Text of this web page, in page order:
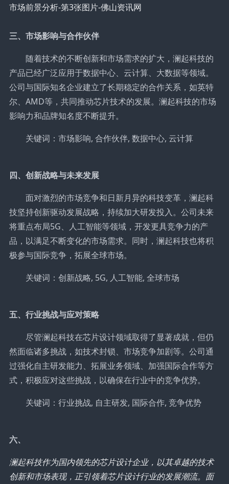
三、市场影响与合作伙伴
随着技术的不断创新和市场需求的扩大，澜起科技的
产品已经广泛应用于数据中心、云计算、大数据等领域。
公司与国际知名企业建立了长期稳定的合作关系，如英特
尔、AMD等，共同推动芯片技术的发展。澜起科技的市场
影响力和品牌知名度不断提升。
关键词：市场影响, 合作伙伴, 数据中心, 云计算
四、创新战略与未来发展
面对激烈的市场竞争和日新月异的科技变革，澜起科
技坚持创新驱动发展战略，持续加大研发投入。公司未来
将重点布局5G、人工智能等领域，开发更具竞争力的产
品，以满足不断变化的市场需求。同时，澜起科技也将积
极参与国际竞争，拓展全球市场。
关键词：创新战略, 5G, 人工智能, 全球市场
五、行业挑战与应对策略
尽管澜起科技在芯片设计领域取得了显著成就，但仍
然面临诸多挑战，如技术封锁、市场竞争加剧等。公司通
过强化自主研发能力、拓展业务领域、加强国际合作等方
式，积极应对这些挑战，以确保在行业中的竞争优势。
关键词：行业挑战, 自主研发, 国际合作, 竞争优势
六、
澜起科技作为国内领先的芯片设计企业，以其卓越的技术
创新和市场表现，正引领着芯片设计行业的发展潮流。面